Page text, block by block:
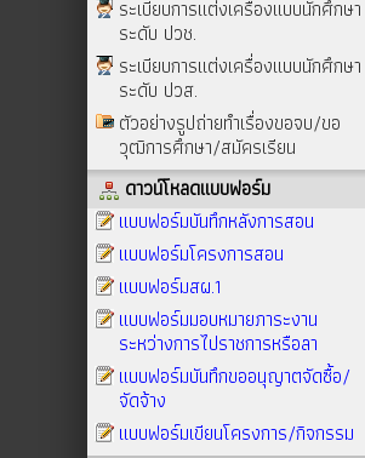
ระเบียบการแต่งเครื่องแบบนักศึกษา
ระดับ ปวช.
ระเบียบการแต่งเครื่องแบบนักศึกษา
ระดับ ปวส.
ตัวอย่างรูปถ่ายทำเรื่องขอจบ/ขอ
วุฒิการศึกษา/สมัครเรียน
ดาวน์โหลดแบบฟอร์ม
แบบฟอร์มบันทึกหลังการสอน
แบบฟอร์มโครงการสอน
แบบฟอร์มสผ.1
แบบฟอร์มมอบหมายภาระงาน
ระหว่างการไปราชการหรือลา
แบบฟอร์มบันทึกขออนุญาตจัดซื้อ/
จัดจ้าง
แบบฟอร์มเขียนโครงการ/กิจกรรม